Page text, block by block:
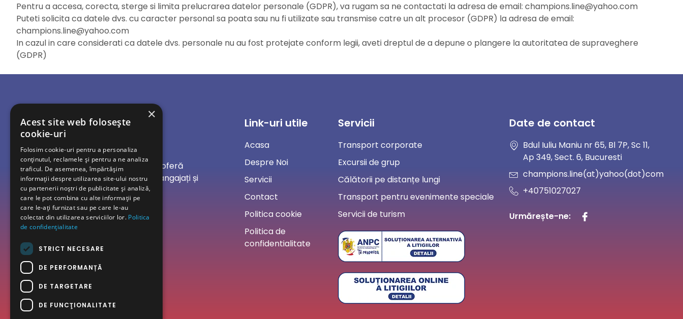
Pentru a accesa, corecta, sterge si limita prelucrarea datelor personale (GDPR), va rugam sa ne contactati la adresa de email: champions.line@yahoo.com
Puteti solicita ca datele dvs. cu caracter personal sa poata sau nu fi utilizate sau transmise catre un alt procesor (GDPR) la adresa de email:
champions.line@yahoo.com
In cazul in care considerati ca datele dvs. personale nu au fost protejate conform legii, aveti dreptul de a depune o plangere la autoritatea de supraveghere
(GDPR)
CHAMPIONS LINE, înființată în 2005, oferă
servicii fiabile de transport pentru angajați și
transport ocazional.
0751 027 027
Link-uri utile
Acasa
Despre Noi
Servicii
Contact
Politica cookie
Politica de
confidentialitate
Servicii
Transport corporate
Excursii de grup
Călătorii pe distanțe lungi
Transport pentru evenimente speciale
Servicii de turism
Date de contact
Bdul Iuliu Maniu nr 65, Bl 7P, Sc 11,
Ap 349, Sect. 6, Bucuresti
champions.line(at)yahoo(dot)com
+40751027027
Urmărește-ne:
×
Acest site web folosește
cookie-uri
Folosim cookie-uri pentru a personaliza
conținutul, reclamele și pentru a ne analiza
traficul. De asemenea, împărtășim
informații despre utilizarea site-ului nostru
cu partenerii noștri de publicitate și analiză,
care le pot combina cu alte informații pe
care le-ați furnizat sau pe care le-au
colectat din utilizarea serviciilor lor. Politica
de confidențialitate
STRICT NECESARE
DE PERFORMANȚĂ
DE TARGETARE
DE FUNCŢIONALITATE